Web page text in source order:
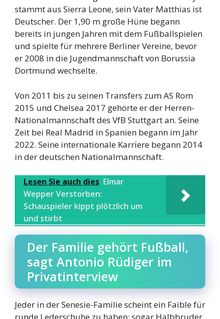
stammt aus Sierra Leone, sein Vater Matthias ist
Deutscher. Der 1,90 m große Hüne begann
bereits in jungen Jahren mit dem Fußballspielen
und spielte für mehrere Berliner Vereine, bevor
er 2008 in die Jugendmannschaft von Borussia
Dortmund wechselte.
Von 2011 bis zu seinen Transfers zum AS Rom
2015 und Chelsea 2017 gehörte er der Herren-
Nationalmannschaft des VfB Stuttgart an. Seine
Zeit bei Real Madrid in Spanien begann im Jahr
2022. Seine internationale Karriere begann 2014
in der deutschen Nationalmannschaft.
Lesen Sie auch dies Elmar
Wepper Verstorben:
Schauspieler kippt plötzlich um
und stirbt
Der Familie gehört Fußball,
sagt Antonio Rüdiger im
Privatinterview
Jeder in der Senesie-Familie scheint ein Faible für